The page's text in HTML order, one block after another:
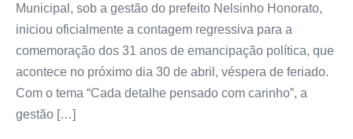
Municipal, sob a gestão do prefeito Nelsinho Honorato,
iniciou oficialmente a contagem regressiva para a
comemoração dos 31 anos de emancipação política, que
acontece no próximo dia 30 de abril, véspera de feriado.
Com o tema “Cada detalhe pensado com carinho”, a
gestão […]